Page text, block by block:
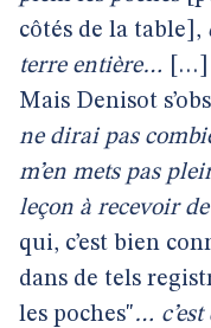
côtés de la table],
terre entière…
[…]
Mais Denisot
ne dirai pas
m’en mets pas
leçon à recevoir
qui, c’est bien
dans de tels
les poches"…